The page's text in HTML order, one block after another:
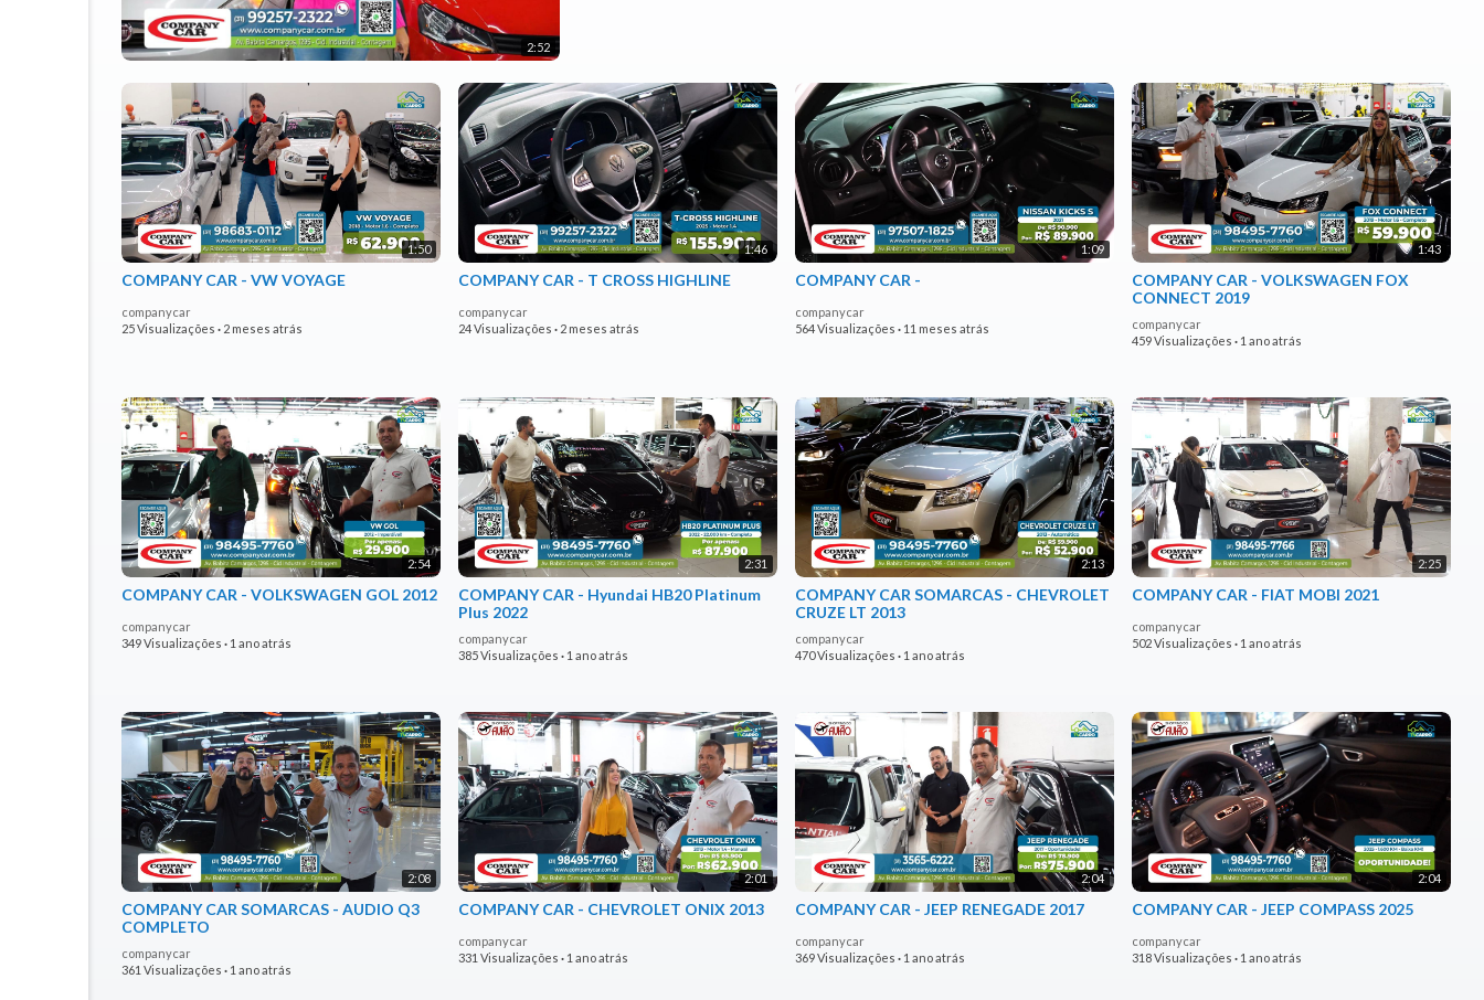
2:52
Company Car – Qualidade, confiança e excelentes negócios para você sair de carro novo! 🚘✨
1:50
COMPANY CAR - VW VOYAGE
companycar
25 Visualizações · 2 meses atrás
1:46
COMPANY CAR - T CROSS HIGHLINE
companycar
24 Visualizações · 2 meses atrás
1:09
COMPANY CAR -
companycar
564 Visualizações · 11 meses atrás
1:43
COMPANY CAR - VOLKSWAGEN FOX
CONNECT 2019
companycar
459 Visualizações · 1 ano atrás
2:54
COMPANY CAR - VOLKSWAGEN GOL 2012
companycar
349 Visualizações · 1 ano atrás
2:31
COMPANY CAR - Hyundai HB20 Platinum
Plus 2022
companycar
385 Visualizações · 1 ano atrás
2:13
COMPANY CAR SOMARCAS - CHEVROLET
CRUZE LT 2013
companycar
470 Visualizações · 1 ano atrás
2:25
COMPANY CAR - FIAT MOBI 2021
companycar
502 Visualizações · 1 ano atrás
2:08
COMPANY CAR SOMARCAS - AUDIO Q3
COMPLETO
companycar
361 Visualizações · 1 ano atrás
2:01
COMPANY CAR - CHEVROLET ONIX 2013
companycar
331 Visualizações · 1 ano atrás
2:04
COMPANY CAR - JEEP RENEGADE 2017
companycar
369 Visualizações · 1 ano atrás
2:04
COMPANY CAR - JEEP COMPASS 2025
companycar
318 Visualizações · 1 ano atrás